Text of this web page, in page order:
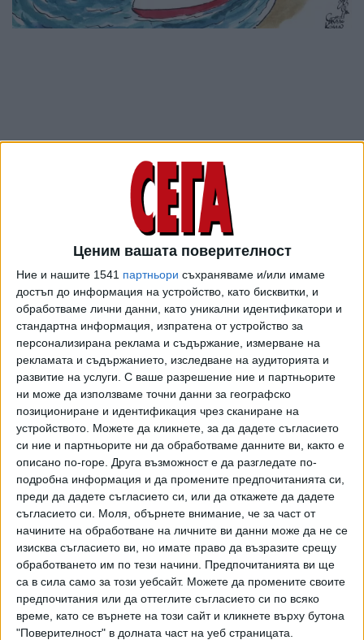
Ценим вашата поверителност
Ние и нашите 1541 партньори съхраняваме и/или имаме
достъп до информация на устройство, като бисквитки, и
обработваме лични данни, като уникални идентификатори и
стандартна информация, изпратена от устройство за
персонализирана реклама и съдържание, измерване на
рекламата и съдържанието, изследване на аудиторията и
развитие на услуги. С ваше разрешение ние и партньорите
ни може да използваме точни данни за географско
позициониране и идентификация чрез сканиране на
устройството. Можете да кликнете, за да дадете съгласието
си ние и партньорите ни да обработваме данните ви, както е
описано по-горе. Друга възможност е да разгледате по-
подробна информация и да промените предпочитанията си,
преди да дадете съгласието си, или да откажете да дадете
съгласието си.
Моля, обърнете внимание, че за част от
начините на обработване на личните ви данни може да не се
изисква съгласието ви, но имате право да възразите срещу
обработването им по тези начини. Предпочитанията ви ще
са в сила само за този уебсайт. Можете да промените своите
предпочитания или да оттеглите съгласието си по всяко
време, като се върнете на този сайт и кликнете върху бутона
"Поверителност" в долната част на уеб страницата.
Хавайската Богородица заплака с фентанилови сълзи
Видео Разгледай всички